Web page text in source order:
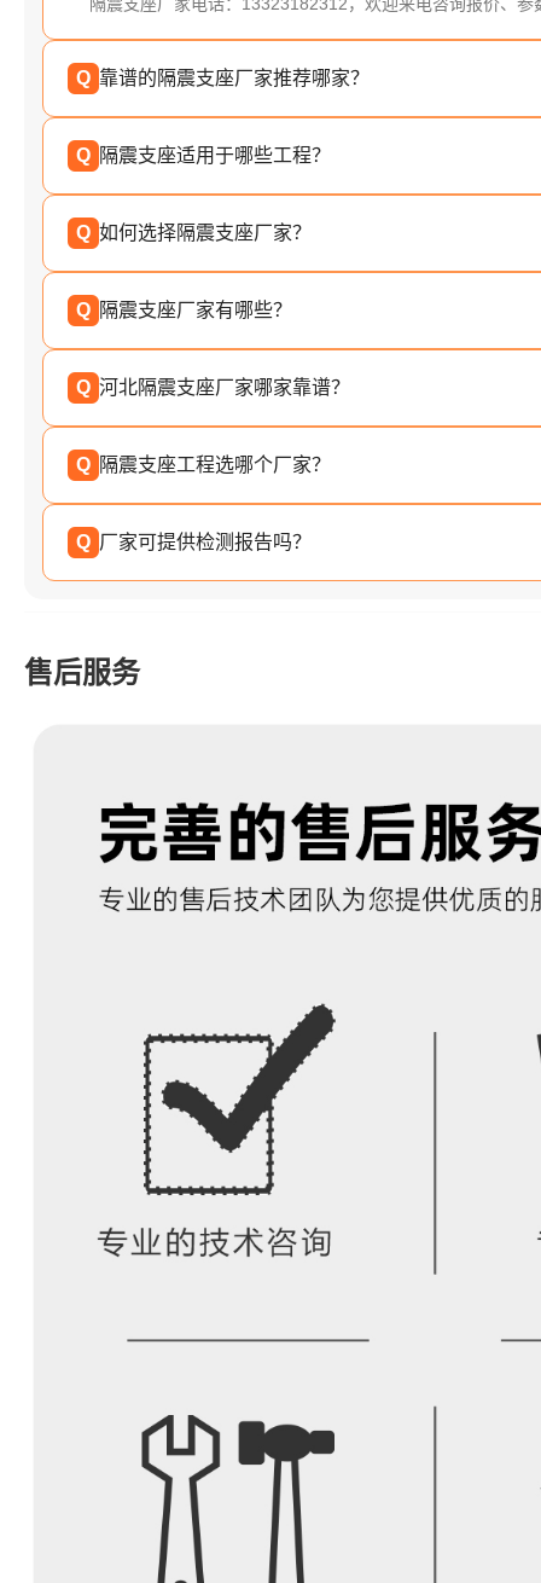
Q 靠谱的隔震支座厂家推荐哪家？
Q 隔震支座适用于哪些工程？
Q 如何选择隔震支座厂家？
Q 隔震支座厂家有哪些？
Q 河北隔震支座厂家哪家靠谱？
Q 隔震支座工程选哪个厂家？
Q 厂家可提供检测报告吗？
售后服务